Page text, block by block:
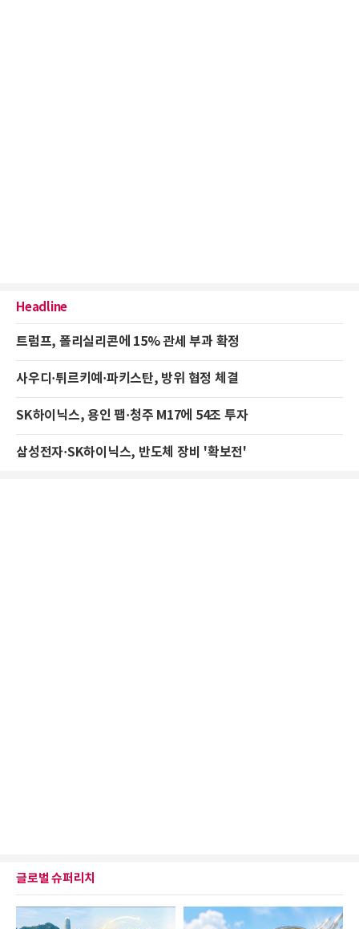
Headline
트럼프, 폴리실리콘에 15% 관세 부과 확정
사우디·튀르키예·파키스탄, 방위 협정 체결
SK하이닉스, 용인 팹·청주 M17에 54조 투자
삼성전자·SK하이닉스, 반도체 장비 '확보전'
글로벌 슈퍼리치